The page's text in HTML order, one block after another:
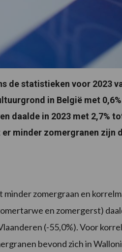
de statistieken voor 2023
in België met 0,6%
daalde in 2023 met 2,7%
minder zomergranen zijn
zomergraan en
en zomergerst)
(-55,0%). Voor
bevond zich in